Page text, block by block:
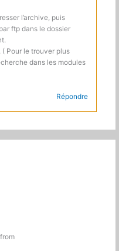
l’archive, puis
ftp dans le dossier
Pour le trouver plus
dans les modules
Répondre